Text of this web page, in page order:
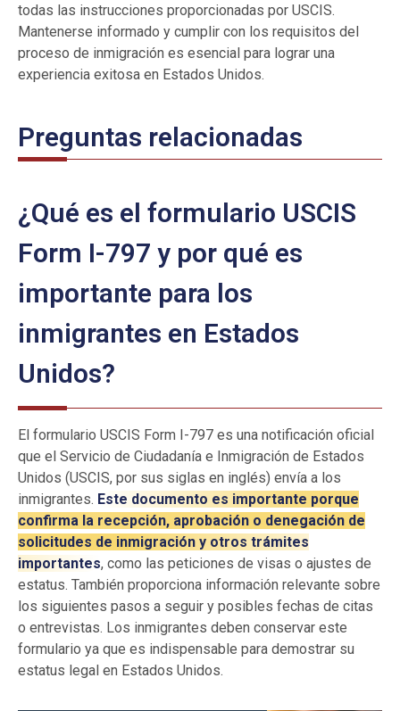
todas las instrucciones proporcionadas por USCIS.
Mantenerse informado y cumplir con los requisitos del
proceso de inmigración es esencial para lograr una
experiencia exitosa en Estados Unidos.
Preguntas relacionadas
¿Qué es el formulario USCIS
Form I-797 y por qué es
importante para los
inmigrantes en Estados
Unidos?
El formulario USCIS Form I-797 es una notificación oficial
que el Servicio de Ciudadanía e Inmigración de Estados
Unidos (USCIS, por sus siglas en inglés) envía a los
inmigrantes. Este documento es importante porque
confirma la recepción, aprobación o denegación de
solicitudes de inmigración y otros trámites
importantes, como las peticiones de visas o ajustes de
estatus. También proporciona información relevante sobre
los siguientes pasos a seguir y posibles fechas de citas
o entrevistas. Los inmigrantes deben conservar este
formulario ya que es indispensable para demostrar su
estatus legal en Estados Unidos.